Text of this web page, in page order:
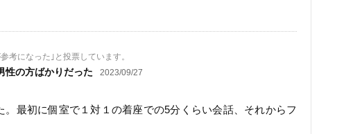
考になった｣と投票しています。
性の方ばかりだった
2023/09/27
。最初に個室で１対１の着座での5分くらい会話、それからフ